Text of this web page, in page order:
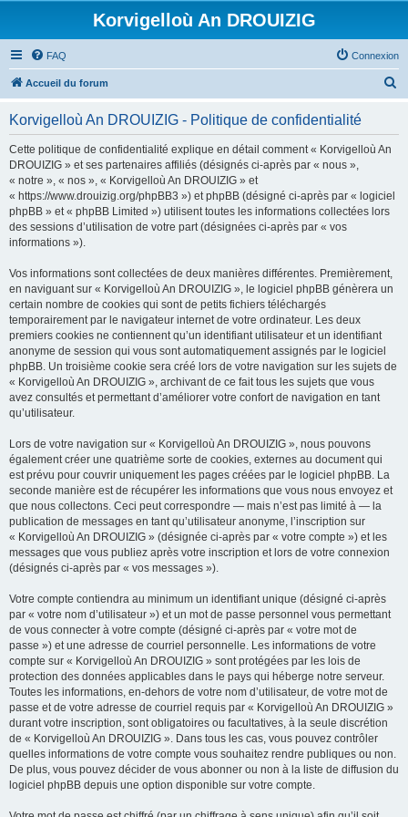
Korvigelloù An DROUIZIG
FAQ Connexion
Accueil du forum
Korvigelloù An DROUIZIG - Politique de confidentialité
Cette politique de confidentialité explique en détail comment « Korvigelloù An
DROUIZIG » et ses partenaires affiliés (désignés ci-après par « nous »,
« notre », « nos », « Korvigelloù An DROUIZIG » et
« https://www.drouizig.org/phpBB3 ») et phpBB (désigné ci-après par « logiciel
phpBB » et « phpBB Limited ») utilisent toutes les informations collectées lors
des sessions d’utilisation de votre part (désignées ci-après par « vos
informations »).
Vos informations sont collectées de deux manières différentes. Premièrement,
en naviguant sur « Korvigelloù An DROUIZIG », le logiciel phpBB génèrera un
certain nombre de cookies qui sont de petits fichiers téléchargés
temporairement par le navigateur internet de votre ordinateur. Les deux
premiers cookies ne contiennent qu’un identifiant utilisateur et un identifiant
anonyme de session qui vous sont automatiquement assignés par le logiciel
phpBB. Un troisième cookie sera créé lors de votre navigation sur les sujets de
« Korvigelloù An DROUIZIG », archivant de ce fait tous les sujets que vous
avez consultés et permettant d’améliorer votre confort de navigation en tant
qu’utilisateur.
Lors de votre navigation sur « Korvigelloù An DROUIZIG », nous pouvons
également créer une quatrième sorte de cookies, externes au document qui
est prévu pour couvrir uniquement les pages créées par le logiciel phpBB. La
seconde manière est de récupérer les informations que vous nous envoyez et
que nous collectons. Ceci peut correspondre — mais n’est pas limité à — la
publication de messages en tant qu’utilisateur anonyme, l’inscription sur
« Korvigelloù An DROUIZIG » (désignée ci-après par « votre compte ») et les
messages que vous publiez après votre inscription et lors de votre connexion
(désignés ci-après par « vos messages »).
Votre compte contiendra au minimum un identifiant unique (désigné ci-après
par « votre nom d’utilisateur ») et un mot de passe personnel vous permettant
de vous connecter à votre compte (désigné ci-après par « votre mot de
passe ») et une adresse de courriel personnelle. Les informations de votre
compte sur « Korvigelloù An DROUIZIG » sont protégées par les lois de
protection des données applicables dans le pays qui héberge notre serveur.
Toutes les informations, en-dehors de votre nom d’utilisateur, de votre mot de
passe et de votre adresse de courriel requis par « Korvigelloù An DROUIZIG »
durant votre inscription, sont obligatoires ou facultatives, à la seule discrétion
de « Korvigelloù An DROUIZIG ». Dans tous les cas, vous pouvez contrôler
quelles informations de votre compte vous souhaitez rendre publiques ou non.
De plus, vous pouvez décider de vous abonner ou non à la liste de diffusion du
logiciel phpBB depuis une option disponible sur votre compte.